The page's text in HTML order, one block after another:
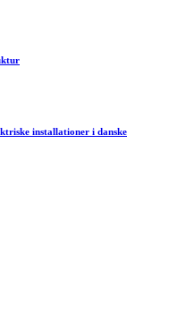
installationer i danske